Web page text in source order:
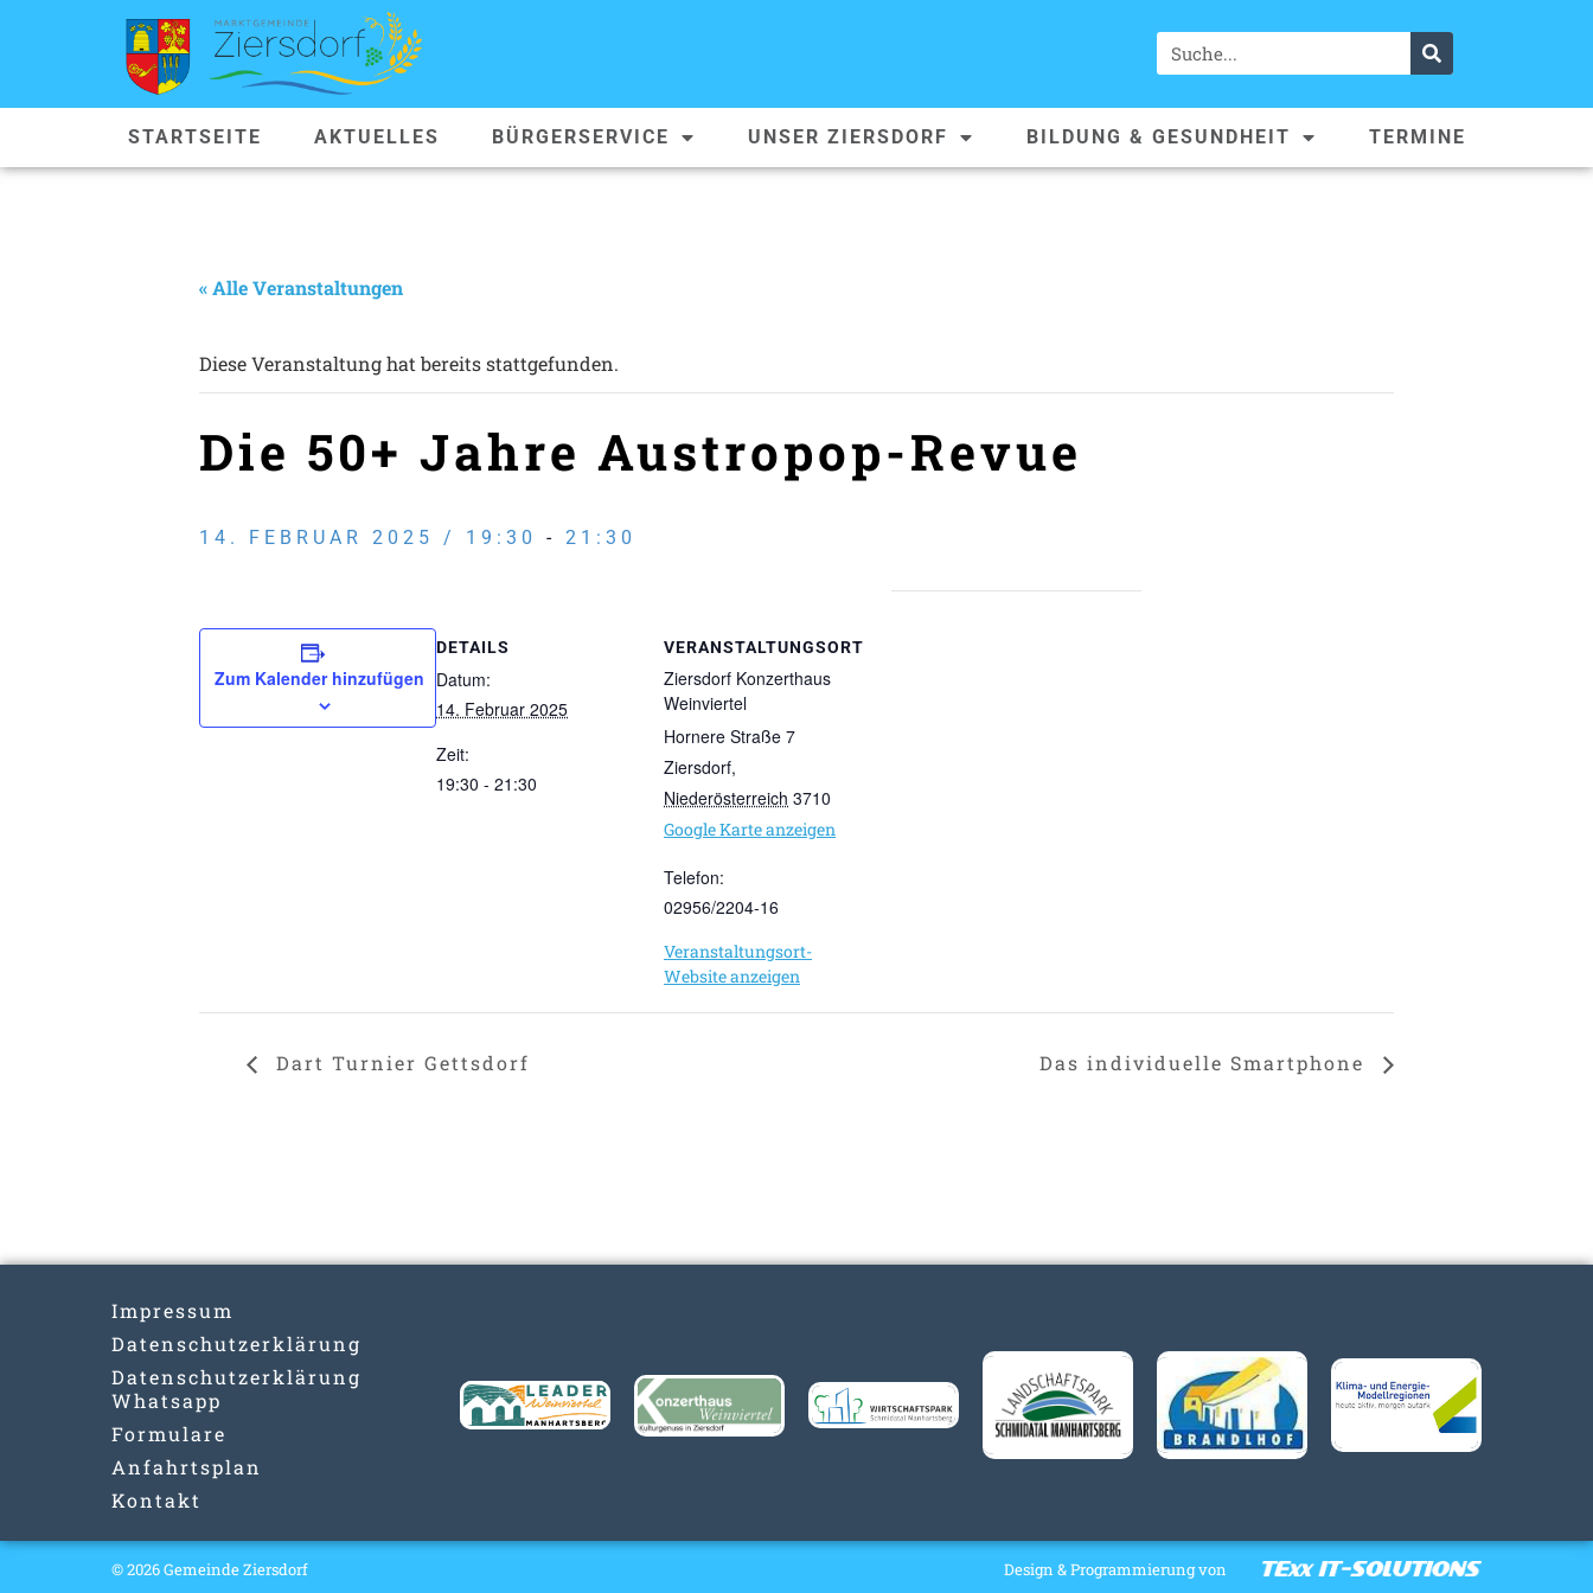
STARTSEITE AKTUELLES BÜRGERSERVICE UNSER ZIERSDORF BILDUNG & GESUNDHEIT TERMINE
« Alle Veranstaltungen
Diese Veranstaltung hat bereits stattgefunden.
Die 50+ Jahre Austropop-Revue
14. FEBRUAR 2025 / 19:30 - 21:30
Zum Kalender hinzufügen
DETAILS
Datum:
14. Februar 2025
Zeit:
19:30 - 21:30
VERANSTALTUNGSORT
Ziersdorf Konzerthaus
Weinviertel
Hornere Straße 7
Ziersdorf,
Niederösterreich 3710
Google Karte anzeigen
Telefon:
02956/2204-16
Veranstaltungsort-
Website anzeigen
Dart Turnier Gettsdorf Das individuelle Smartphone
Impressum
Datenschutzerklärung
Datenschutzerklärung
Whatsapp
Formulare
Anfahrtsplan
Kontakt
© 2026 Gemeinde Ziersdorf Design & Programmierung von